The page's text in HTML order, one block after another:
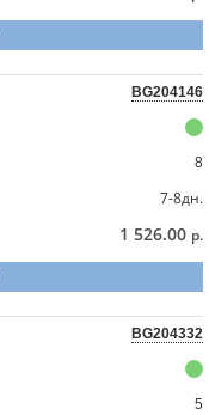
BG204146
8
7-8дн.
1 526.00 р.
BG204332
5